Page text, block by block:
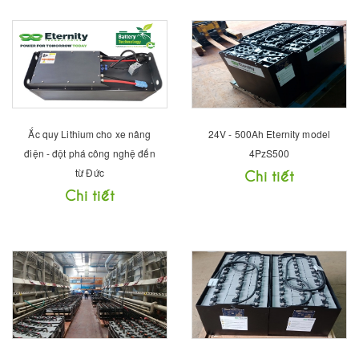
Ắc quy Lithium cho xe nâng
điện - đột phá công nghệ đến
từ Đức
Chi tiết
24V - 500Ah Eternity model
4PzS500
Chi tiết